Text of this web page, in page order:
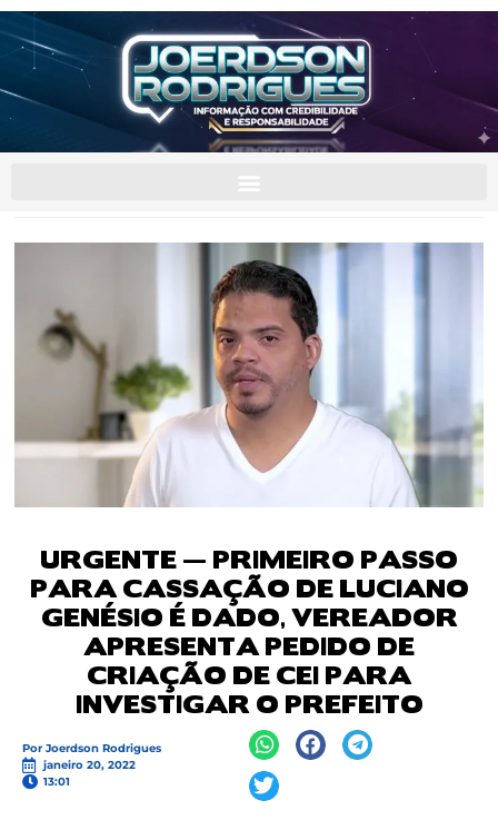
URGENTE — PRIMEIRO PASSO
PARA CASSAÇÃO DE LUCIANO
GENÉSIO É DADO, VEREADOR
APRESENTA PEDIDO DE
CRIAÇÃO DE CEI PARA
INVESTIGAR O PREFEITO
Por Joerdson Rodrigues
janeiro 20, 2022
13:01